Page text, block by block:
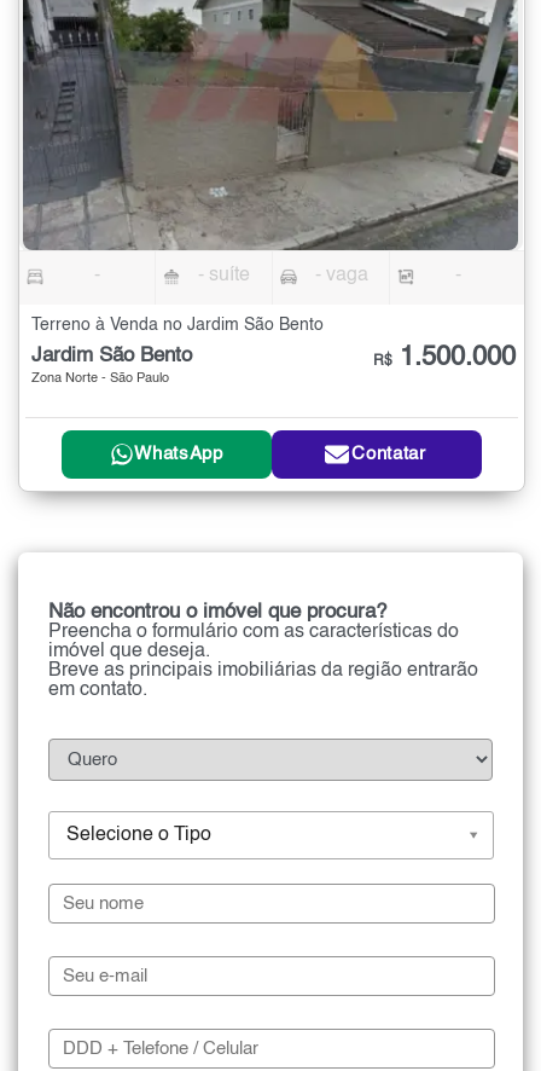
- - suíte - vaga -
Terreno à Venda no Jardim São Bento
Jardim São Bento
Zona Norte - São Paulo
R$ 1.500.000
WhatsApp Contatar
Não encontrou o imóvel que procura?
Preencha o formulário com as características do
imóvel que deseja.
Breve as principais imobiliárias da região entrarão
em contato.
Selecione o Tipo